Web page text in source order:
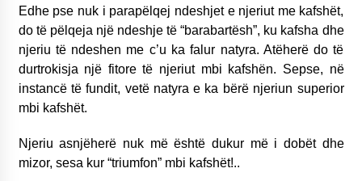
Edhe pse nuk i parapëlqej ndeshjet e njeriut me kafshët,
do të pëlqeja një ndeshje të “barabartësh”, ku kafsha dhe
njeriu të ndeshen me c’u ka falur natyra. Atëherë do të
durtrokisja një fitore të njeriut mbi kafshën. Sepse, në
instancë të fundit, vetë natyra e ka bërë njeriun superior
mbi kafshët.
Njeriu asnjëherë nuk më është dukur më i dobët dhe
mizor, sesa kur “triumfon” mbi kafshët!..